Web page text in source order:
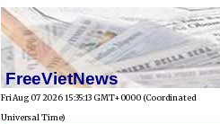
FreeVietNews
Fri Aug 07 2026 15:35:13 GMT+0000 (Coordinated
Universal Time)